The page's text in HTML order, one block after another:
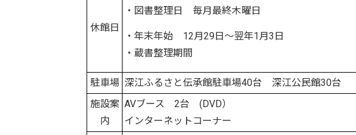
休館日
・図書整理日 毎月最終木曜日
・年末年始 12月29日～翌年1月3日
・蔵書整理期間
駐車場 深江ふるさと伝承館駐車場40台 深江公民館30台
施設案
内
AVブース 2台 (DVD）
インターネットコーナー